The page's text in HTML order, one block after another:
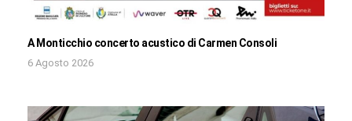
A Monticchio concerto acustico di Carmen Consoli
6 Agosto 2026